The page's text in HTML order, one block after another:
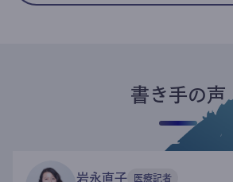
書き手の声
岩永直子 医療記者